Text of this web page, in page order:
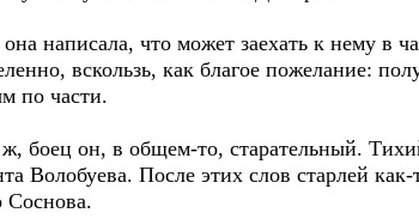
написала, что может заехать к нему в
вскользь, как благое пожелание:
по части.
боец он, в общем-то, старательный.
Волобуева. После этих слов старлей
Соснова.